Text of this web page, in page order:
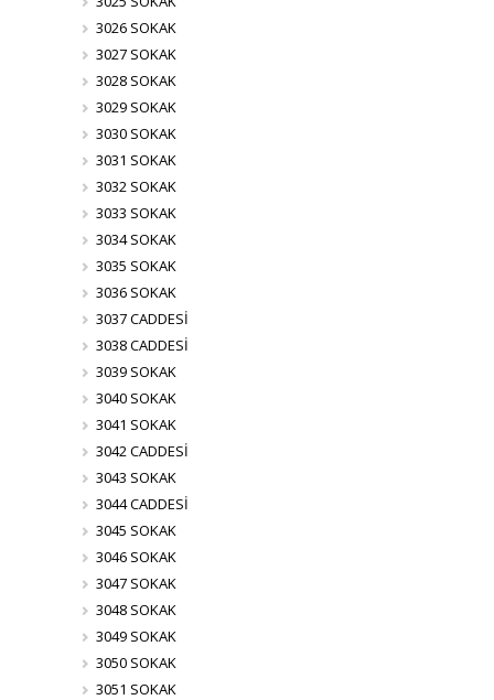
3026 SOKAK
3027 SOKAK
3028 SOKAK
3029 SOKAK
3030 SOKAK
3031 SOKAK
3032 SOKAK
3033 SOKAK
3034 SOKAK
3035 SOKAK
3036 SOKAK
3037 CADDESİ
3038 CADDESİ
3039 SOKAK
3040 SOKAK
3041 SOKAK
3042 CADDESİ
3043 SOKAK
3044 CADDESİ
3045 SOKAK
3046 SOKAK
3047 SOKAK
3048 SOKAK
3049 SOKAK
3050 SOKAK
3051 SOKAK